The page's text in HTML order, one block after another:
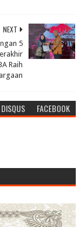
NEXT
5
Raih
DISQUS FACEBOOK